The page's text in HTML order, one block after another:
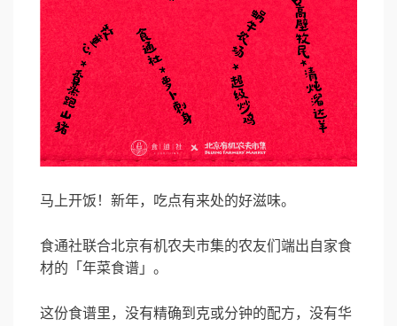
马上开饭！新年，吃点有来处的好滋味。
食通社联合北京有机农夫市集的农友们端出自家食
材的「年菜食谱」。
这份食谱里，没有精确到克或分钟的配方，没有华